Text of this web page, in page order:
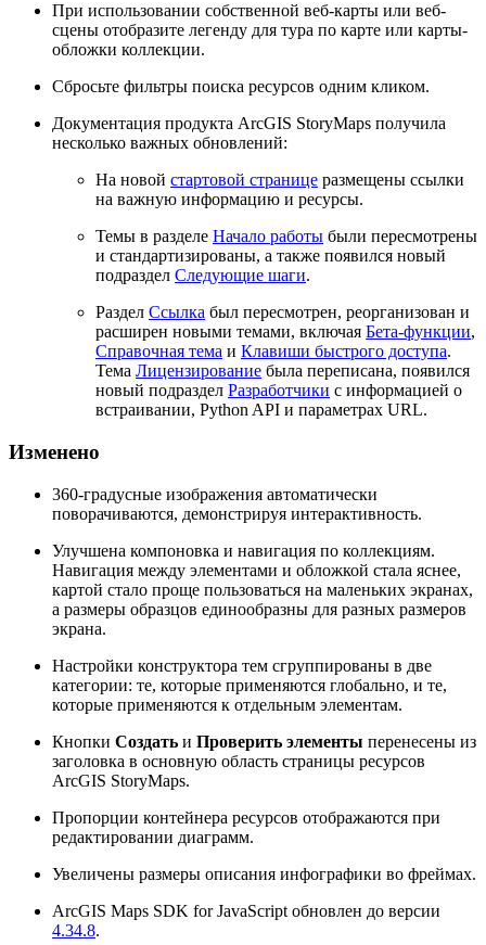
При использовании собственной веб-карты или веб-
сцены отобразите легенду для тура по карте или карты-
обложки коллекции.
Сбросьте фильтры поиска ресурсов одним кликом.
Документация продукта ArcGIS StoryMaps получила
несколько важных обновлений:
На новой стартовой странице размещены ссылки
на важную информацию и ресурсы.
Темы в разделе Начало работы были пересмотрены
и стандартизированы, а также появился новый
подраздел Следующие шаги.
Раздел Ссылка был пересмотрен, реорганизован и
расширен новыми темами, включая Бета-функции,
Справочная тема и Клавиши быстрого доступа.
Тема Лицензирование была переписана, появился
новый подраздел Разработчики с информацией о
встраивании, Python API и параметрах URL.
Изменено
360-градусные изображения автоматически
поворачиваются, демонстрируя интерактивность.
Улучшена компоновка и навигация по коллекциям.
Навигация между элементами и обложкой стала яснее,
картой стало проще пользоваться на маленьких экранах,
а размеры образцов единообразны для разных размеров
экрана.
Настройки конструктора тем сгруппированы в две
категории: те, которые применяются глобально, и те,
которые применяются к отдельным элементам.
Кнопки Создать и Проверить элементы перенесены из
заголовка в основную область страницы ресурсов
ArcGIS StoryMaps.
Пропорции контейнера ресурсов отображаются при
редактировании диаграмм.
Увеличены размеры описания инфографики во фреймах.
ArcGIS Maps SDK for JavaScript обновлен до версии
4.34.8.